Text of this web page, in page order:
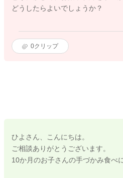
どうしたらよいでしょうか？
0クリップ
ひよさん、こんにちは。
ご相談ありがとうございます。
10か月のお子さんの手づかみ食べ